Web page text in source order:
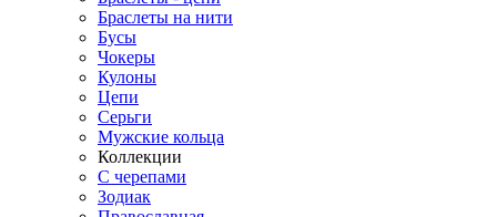
Браслеты на нити
Бусы
Чокеры
Кулоны
Цепи
Серьги
Мужские кольца
Коллекции
С черепами
Зодиак